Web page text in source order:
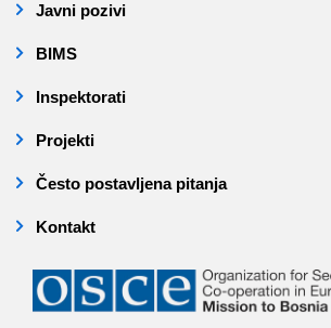
Javni pozivi
BIMS
Inspektorati
Projekti
Često postavljena pitanja
Kontakt